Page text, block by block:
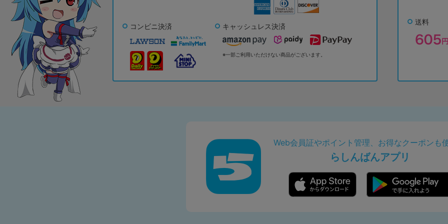
コンビニ決済 キャッシュレス決済
※一部ご利用いただけない商品がございます。
送料
Web会員証やポイント管理、お得なクーポンも
らしんばんアプリ